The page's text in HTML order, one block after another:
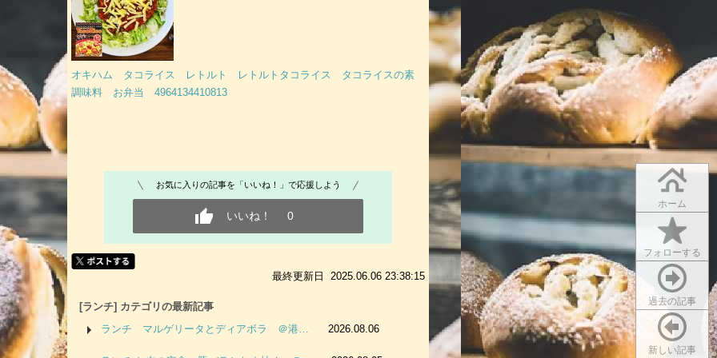
ホーム
フォローする
過去の記事
新しい記事
オキハム タコライス レトルト レトルトタコライス タコライスの素
調味料 お弁当 4964134410813
お気に入りの記事を「いいね！」で応援しよう
いいね！ 0
最終更新日 2025.06.06 23:38:15
[ランチ] カテゴリの最新記事
ランチ マルゲリータとディアボラ ＠港…
2026.08.06